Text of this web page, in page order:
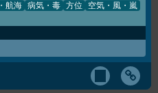
航海 病気・毒 方位
空気・風・嵐